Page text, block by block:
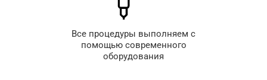
Все процедуры выполняем с
помощью современного
оборудования